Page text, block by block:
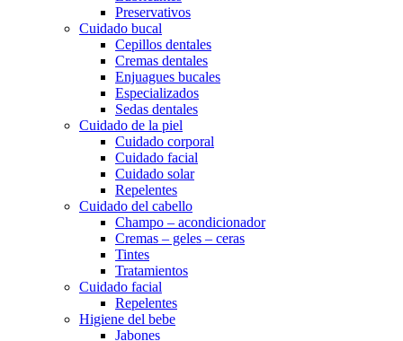
Preservativos
Cuidado bucal
Cepillos dentales
Cremas dentales
Enjuagues bucales
Especializados
Sedas dentales
Cuidado de la piel
Cuidado corporal
Cuidado facial
Cuidado solar
Repelentes
Cuidado del cabello
Champo – acondicionador
Cremas – geles – ceras
Tintes
Tratamientos
Cuidado facial
Repelentes
Higiene del bebe
Jabones